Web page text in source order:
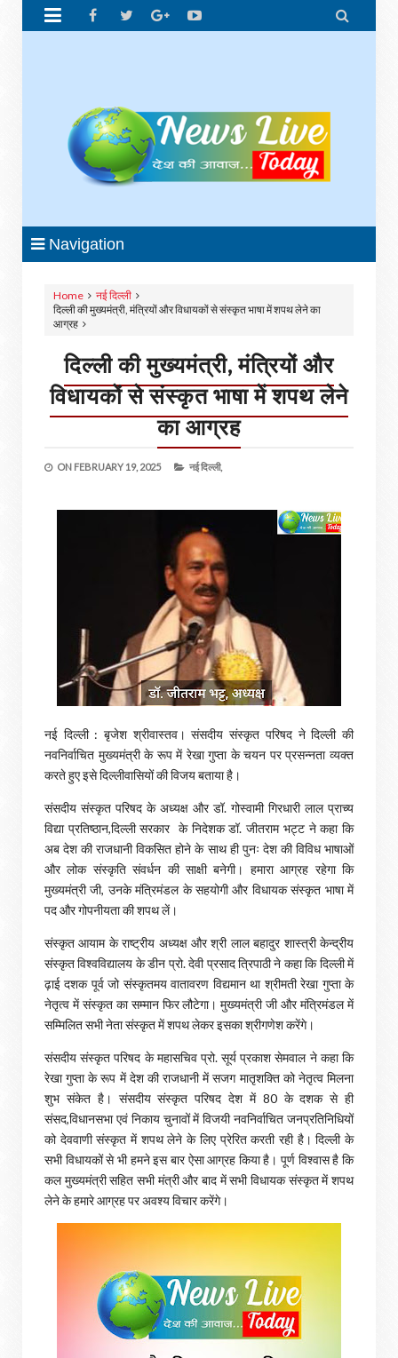
 
Navigation
Home
नई दिल्ली
दिल्ली की मुख्यमंत्री, मंत्रियों और विधायकों से संस्कृत भाषा में शपथ लेने का
आग्रह
दिल्ली की मुख्यमंत्री, मंत्रियों और
विधायकों से संस्कृत भाषा में शपथ लेने
का आग्रह
ON FEBRUARY 19, 2025 नई दिल्ली,
नई दिल्ली : बृजेश श्रीवास्तव। संसदीय संस्कृत परिषद ने दिल्ली की
नवनिर्वाचित मुख्यमंत्री के रूप में रेखा गुप्ता के चयन पर प्रसन्नता व्यक्त
करते हुए इसे दिल्लीवासियों की विजय बताया है।
संसदीय संस्कृत परिषद के अध्यक्ष और डॉ. गोस्वामी गिरधारी लाल प्राच्य
विद्या प्रतिष्ठान,दिल्ली सरकार के निदेशक डॉ. जीतराम भट्ट ने कहा कि
अब देश की राजधानी विकसित होने के साथ ही पुनः देश की विविध भाषाओं
और लोक संस्कृति संवर्धन की साक्षी बनेगी। हमारा आग्रह रहेगा कि
मुख्यमंत्री जी, उनके मंत्रिमंडल के सहयोगी और विधायक संस्कृत भाषा में
पद और गोपनीयता की शपथ लें।
संस्कृत आयाम के राष्ट्रीय अध्यक्ष और श्री लाल बहादुर शास्त्री केन्द्रीय
संस्कृत विश्वविद्यालय के डीन प्रो. देवी प्रसाद त्रिपाठी ने कहा कि दिल्ली में
ढ़ाई दशक पूर्व जो संस्कृतमय वातावरण विद्यमान था श्रीमती रेखा गुप्ता के
नेतृत्व में संस्कृत का सम्मान फिर लौटेगा। मुख्यमंत्री जी और मंत्रिमंडल में
सम्मिलित सभी नेता संस्कृत में शपथ लेकर इसका श्रीगणेश करेंगे।
संसदीय संस्कृत परिषद के महासचिव प्रो. सूर्य प्रकाश सेमवाल ने कहा कि
रेखा गुप्ता के रूप में देश की राजधानी में सजग मातृशक्ति को नेतृत्व मिलना
शुभ संकेत है। संसदीय संस्कृत परिषद देश में 80 के दशक से ही
संसद,विधानसभा एवं निकाय चुनावों में विजयी नवनिर्वाचित जनप्रतिनिधियों
को देववाणी संस्कृत में शपथ लेने के लिए प्रेरित करती रही है। दिल्ली के
सभी विधायकों से भी हमने इस बार ऐसा आग्रह किया है। पूर्ण विश्वास है कि
कल मुख्यमंत्री सहित सभी मंत्री और बाद में सभी विधायक संस्कृत में शपथ
लेने के हमारे आग्रह पर अवश्य विचार करेंगे।